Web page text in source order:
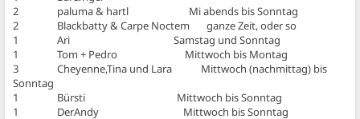
2 paluma & hartl Mi abends bis Sonntag
2 Blackbatty & Carpe Noctem ganze Zeit, oder so
1 Ari Samstag und Sonntag
1 Tom + Pedro Mittwoch bis Montag
3 Cheyenne,Tina und Lara Mittwoch (nachmittag) bis
Sonntag
1 Bürsti Mittwoch bis Sonntag
1 DerAndy Mittwoch bis Sonntag